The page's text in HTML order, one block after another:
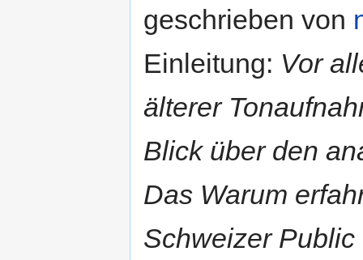
geschrieben von
Einleitung: Vor
älterer
Blick über den
Das Warum
Schweizer